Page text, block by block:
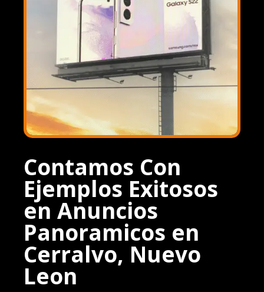
Contamos Con
Ejemplos Exitosos
en Anuncios
Panoramicos en
Cerralvo, Nuevo
Leon